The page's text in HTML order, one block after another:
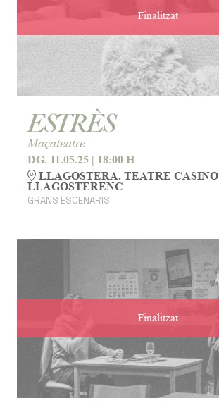
Finalitzat
ESTRÈS
Maçateatre
DG. 11.05.25 | 18:00 H
LLAGOSTERA. TEATRE CASINO
LLAGOSTERENC
GRANS ESCENARIS
Finalitzat